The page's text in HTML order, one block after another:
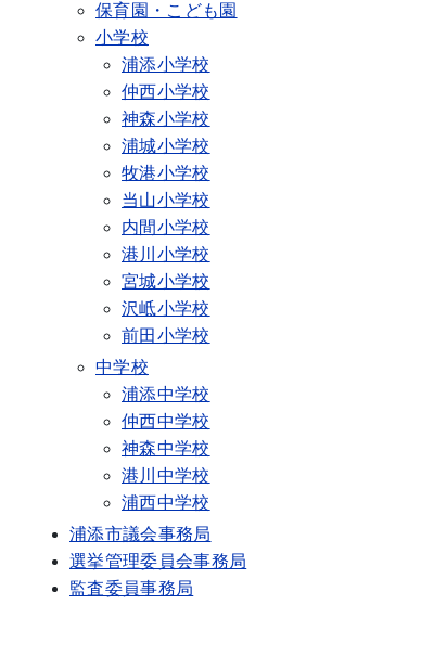
保育園・こども園
小学校
浦添小学校
仲西小学校
神森小学校
浦城小学校
牧港小学校
当山小学校
内間小学校
港川小学校
宮城小学校
沢岻小学校
前田小学校
中学校
浦添中学校
仲西中学校
神森中学校
港川中学校
浦西中学校
浦添市議会事務局
選挙管理委員会事務局
監査委員事務局